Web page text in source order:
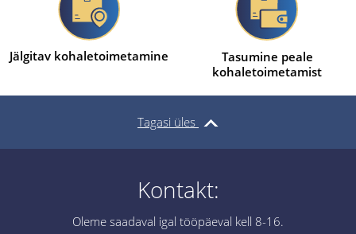
Jälgitav kohaletoimetamine
Tasumine peale
kohaletoimetamist
Tagasi üles
Kontakt:
Oleme saadaval igal tööpäeval kell 8-16.